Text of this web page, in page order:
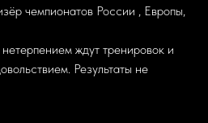
чемпионатов России , Европы,
ждут тренировок и
Результаты не